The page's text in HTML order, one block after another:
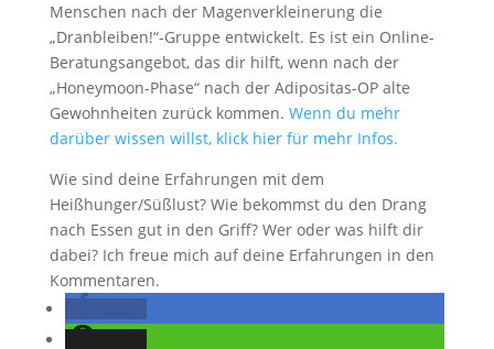
Menschen nach der Magenverkleinerung die
„Dranbleiben!“-Gruppe entwickelt. Es ist ein Online-
Beratungsangebot, das dir hilft, wenn nach der
„Honeymoon-Phase“ nach der Adipositas-OP alte
Gewohnheiten zurück kommen. Wenn du mehr
darüber wissen willst, klick hier für mehr Infos.
Wie sind deine Erfahrungen mit dem
Heißhunger/Süßlust? Wie bekommst du den Drang
nach Essen gut in den Griff? Wer oder was hilft dir
dabei? Ich freue mich auf deine Erfahrungen in den
Kommentaren.